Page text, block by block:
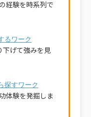
経験を時系列で
るワーク
げて強みを見
探すワーク
体験を発掘しま